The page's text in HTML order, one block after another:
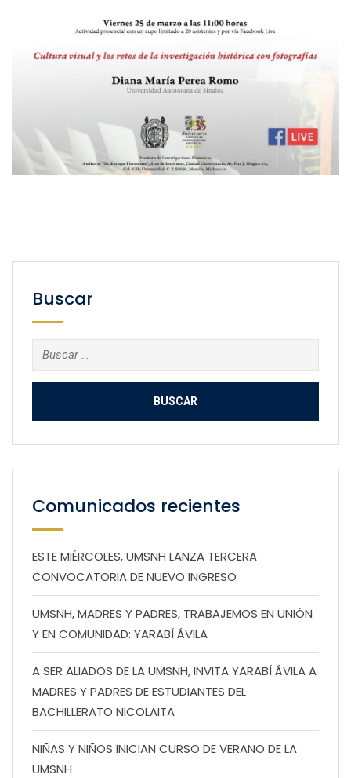
Buscar
Buscar:
Comunicados recientes
ESTE MIÉRCOLES, UMSNH LANZA TERCERA
CONVOCATORIA DE NUEVO INGRESO
UMSNH, MADRES Y PADRES, TRABAJEMOS EN UNIÓN
Y EN COMUNIDAD: YARABÍ ÁVILA
A SER ALIADOS DE LA UMSNH, INVITA YARABÍ ÁVILA A
MADRES Y PADRES DE ESTUDIANTES DEL
BACHILLERATO NICOLAITA
NIÑAS Y NIÑOS INICIAN CURSO DE VERANO DE LA
UMSNH